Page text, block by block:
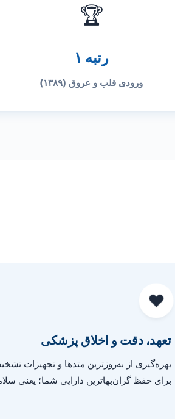
🏆
رتبه ۱
ورودی قلب و عروق (۱۳۸۹)
❤️
تعهد، دقت و اخلاق پزشکی
بهره‌گیری از به‌روزترین متدها و تجهیزات
برای حفظ گران‌بهاترین دارایی شما؛ یعنی